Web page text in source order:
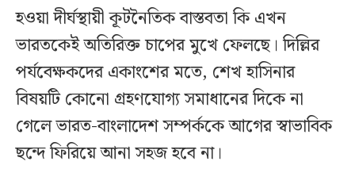
হওয়া দীর্ঘস্থায়ী কূটনৈতিক বাস্তবতা কি এখন
ভারতকেই অতিরিক্ত চাপের মুখে ফেলছে। দিল্লির
পর্যবেক্ষকদের একাংশের মতে, শেখ হাসিনার
বিষয়টি কোনো গ্রহণযোগ্য সমাধানের দিকে না
গেলে ভারত-বাংলাদেশ সম্পর্ককে আগের স্বাভাবিক
ছন্দে ফিরিয়ে আনা সহজ হবে না।